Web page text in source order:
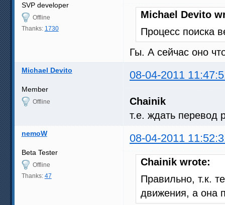
SVP developer
Offline
Thanks: 1730
Michael Devito
Процесс поиска
Гы. А сейчас оно
Michael Devito 08-04-2011
Member
Offline
Chainik
т.е. ждать перевод
nemoW 08-04-2011
Beta Tester
Offline
Thanks: 47
Chainik wrote:
Правильно, т.к.
движения, а она